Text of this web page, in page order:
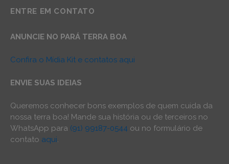
ENTRE EM CONTATO
ANUNCIE NO PARÁ TERRA BOA
Confira o Mídia Kit e contatos aqui
ENVIE SUAS IDEIAS
Queremos conhecer bons exemplos de quem cuida da
nossa terra boa! Mande sua história ou de terceiros no
WhatsApp para (91) 99187-0544 ou no formulário de
contato aqui.